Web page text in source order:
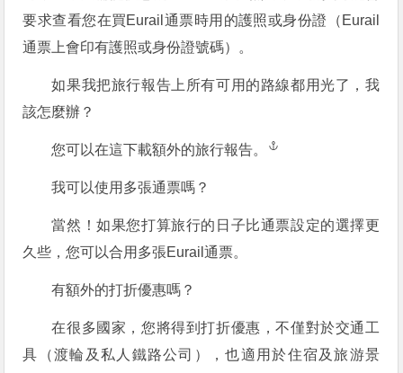
要求查看您在買Eurail通票時用的護照或身份證（Eurail
通票上會印有護照或身份證號碼）。
如果我把旅行報告上所有可用的路線都用光了，我
該怎麼辦？
您可以在這下載額外的旅行報告。
我可以使用多張通票嗎？
當然！如果您打算旅行的日子比通票設定的選擇更
久些，您可以合用多張Eurail通票。
有額外的打折優惠嗎？
在很多國家，您將得到打折優惠，不僅對於交通工
具（渡輪及私人鐵路公司），也適用於住宿及旅游景